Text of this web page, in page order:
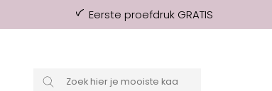
Eerste proefdruk GRATIS